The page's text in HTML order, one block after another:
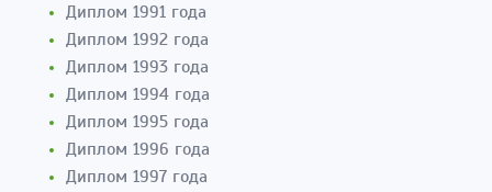
Диплом 1991 года
Диплом 1992 года
Диплом 1993 года
Диплом 1994 года
Диплом 1995 года
Диплом 1996 года
Диплом 1997 года